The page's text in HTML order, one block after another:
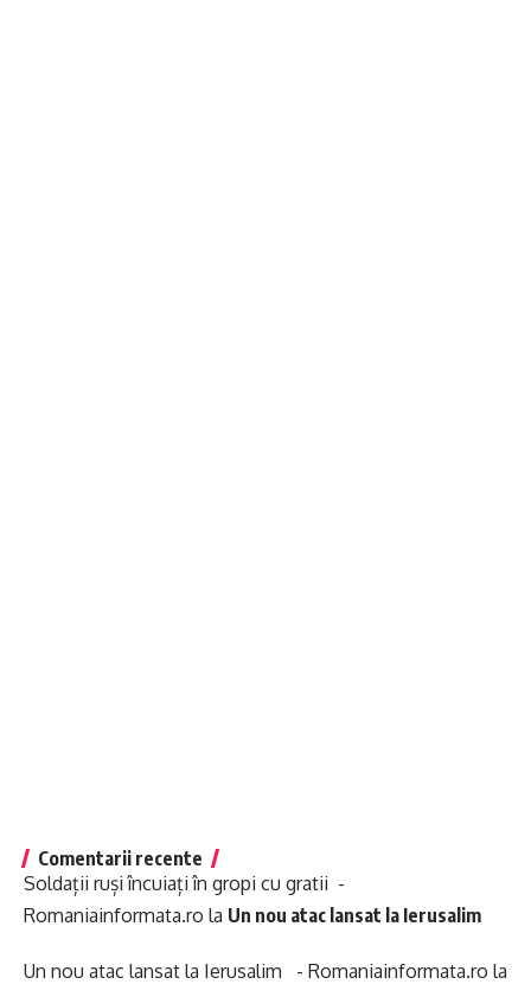
Comentarii recente
Soldații ruși încuiați în gropi cu gratii -
Romaniainformata.ro la Un nou atac lansat la Ierusalim
Un nou atac lansat la Ierusalim - Romaniainformata.ro la